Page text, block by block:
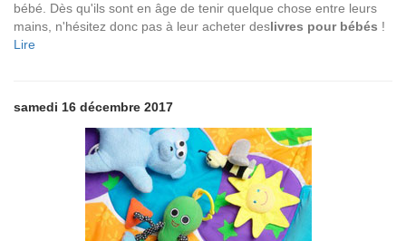
bébé. Dès qu'ils sont en âge de tenir quelque chose entre leurs
mains, n'hésitez donc pas à leur acheter deslivres pour bébés !
Lire
samedi 16 décembre 2017